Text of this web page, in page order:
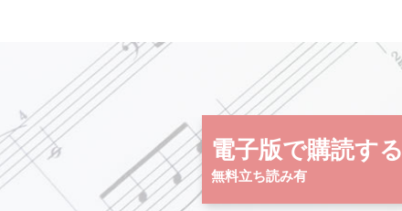
電子版で購読する
無料立ち読み有